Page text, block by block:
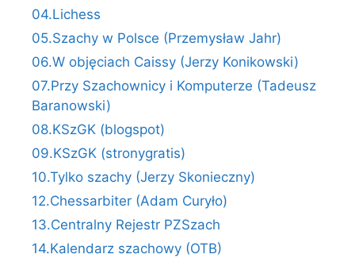
04.Lichess
05.Szachy w Polsce (Przemysław Jahr)
06.W objęciach Caissy (Jerzy Konikowski)
07.Przy Szachownicy i Komputerze (Tadeusz
Baranowski)
08.KSzGK (blogspot)
09.KSzGK (stronygratis)
10.Tylko szachy (Jerzy Skonieczny)
12.Chessarbiter (Adam Curyło)
13.Centralny Rejestr PZSzach
14.Kalendarz szachowy (OTB)